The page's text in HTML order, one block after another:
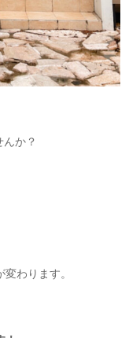
か？
わります。